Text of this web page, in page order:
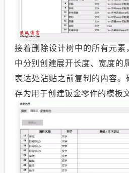
接着删除设计树中的所有元素
中分别创建展开长度、宽度的
表达处沾贴之前复制的内容。
存为用于创建钣金零件的模板